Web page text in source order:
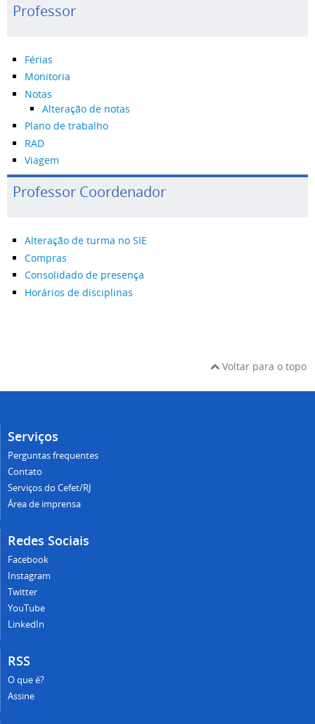
Professor
Férias
Monitoria
Notas
Alteração de notas
Plano de trabalho
RAD
Viagem
Professor Coordenador
Alteração de turma no SIE
Compras
Consolidado de presença
Horários de disciplinas
Voltar para o topo
Serviços
Perguntas frequentes
Contato
Serviços do Cefet/RJ
Área de imprensa
Redes Sociais
Facebook
Instagram
Twitter
YouTube
LinkedIn
RSS
O que é?
Assine